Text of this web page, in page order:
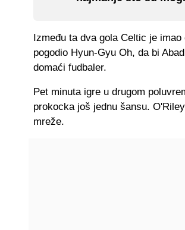
Između ta dva gola Celtic je
pogodio Hyun-Gyu Oh, da bi
domaći fudbaler.
Pet minuta igre u drugom
prokocka još jednu šansu.
mreže.